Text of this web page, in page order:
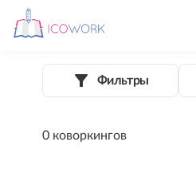
filter_list_alt Фильтры
0 коворкингов